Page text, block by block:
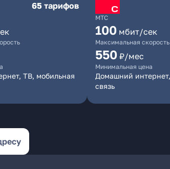
65 тарифов
ТВ, мобильная
МТС
100 мбит/сек
Максимальная скорость
550 ₽/мес
Минимальная цена
Домашний
связь